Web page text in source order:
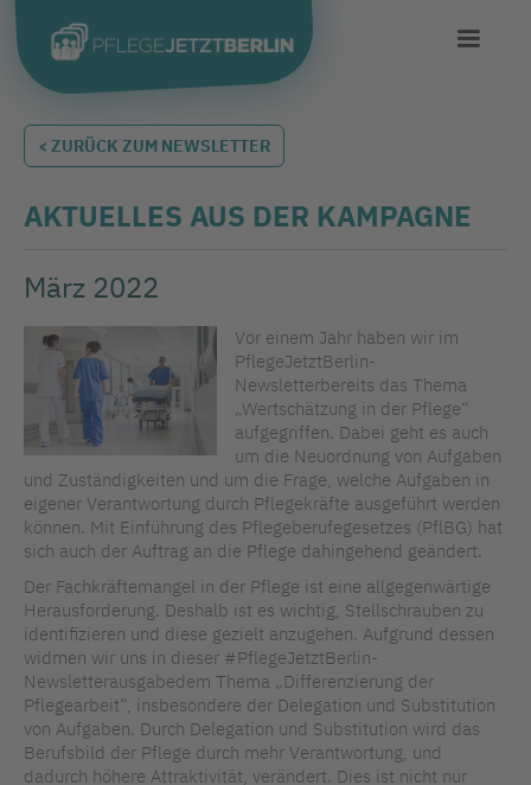
< ZURÜCK ZUM NEWSLETTER
AKTUELLES AUS DER KAMPAGNE
März 2022
Vor einem Jahr haben wir im
PflegeJetztBerlin-
Newsletterbereits das Thema
„Wertschätzung in der Pflege“
aufgegriffen. Dabei geht es auch
um die Neuordnung von Aufgaben
und Zuständigkeiten und um die Frage, welche Aufgaben in
eigener Verantwortung durch Pflegekräfte ausgeführt werden
können. Mit Einführung des Pflegeberufegesetzes (PflBG) hat
sich auch der Auftrag an die Pflege dahingehend geändert.
Der Fachkräftemangel in der Pflege ist eine allgegenwärtige
Herausforderung. Deshalb ist es wichtig, Stellschrauben zu
identifizieren und diese gezielt anzugehen. Aufgrund dessen
widmen wir uns in dieser #PflegeJetztBerlin-
Newsletterausgabedem Thema „Differenzierung der
Pflegearbeit“, insbesondere der Delegation und Substitution
von Aufgaben. Durch Delegation und Substitution wird das
Berufsbild der Pflege durch mehr Verantwortung, und
dadurch höhere Attraktivität, verändert. Dies ist nicht nur